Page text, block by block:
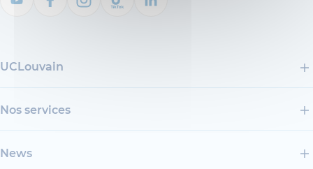
UCLouvain
Nos services
News